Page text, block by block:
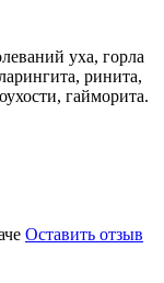
уха, горла
ринита,
гайморита.
Оставить отзыв